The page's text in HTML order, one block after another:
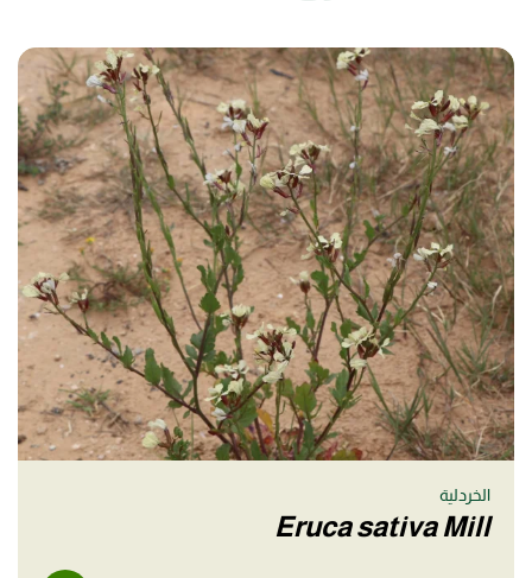
الخردلية
Eruca sativa Mill